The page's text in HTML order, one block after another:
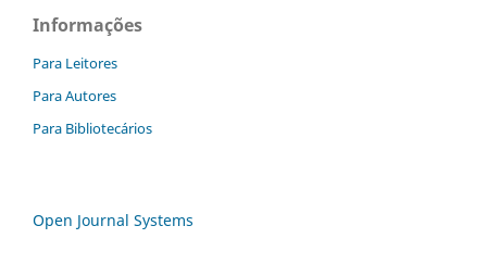
Informações
Para Leitores
Para Autores
Para Bibliotecários
Open Journal Systems